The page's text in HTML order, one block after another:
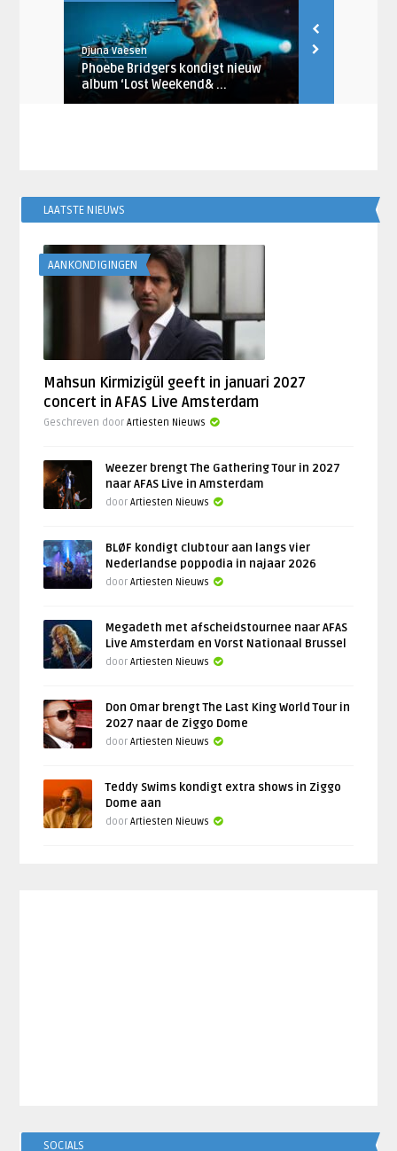
Djuna Vaesen
Phoebe Bridgers kondigt nieuw
album ‘Lost Weekend& ...
LAATSTE NIEUWS
AANKONDIGINGEN
Mahsun Kirmizigül geeft in januari 2027
concert in AFAS Live Amsterdam
Geschreven doorArtiesten Nieuws
Weezer brengt The Gathering Tour in 2027
naar AFAS Live in Amsterdam
doorArtiesten Nieuws
BLØF kondigt clubtour aan langs vier
Nederlandse poppodia in najaar 2026
doorArtiesten Nieuws
Megadeth met afscheidstournee naar AFAS
Live Amsterdam en Vorst Nationaal Brussel
doorArtiesten Nieuws
Don Omar brengt The Last King World Tour in
2027 naar de Ziggo Dome
doorArtiesten Nieuws
Teddy Swims kondigt extra shows in Ziggo
Dome aan
doorArtiesten Nieuws
SOCIALS